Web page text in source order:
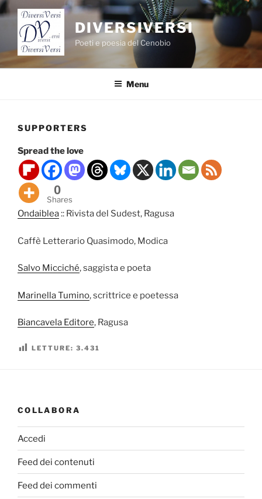
Salta
al
contenuto
DIVERSIVERSI
Poeti e poesia del Cenobio
Menu
SUPPORTERS
Spread the love
0
Shares
Ondaiblea:: Rivista del Sudest, Ragusa
Caffè Letterario Quasimodo, Modica
Salvo Micciché, saggista e poeta
Marinella Tumino, scrittrice e poetessa
Biancavela Editore, Ragusa
LETTURE: 3.431
COLLABORA
Accedi
Feed dei contenuti
Feed dei commenti